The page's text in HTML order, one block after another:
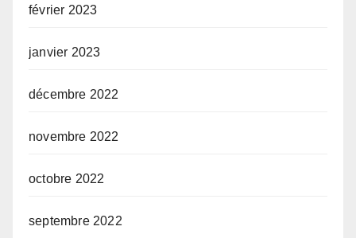
février 2023
janvier 2023
décembre 2022
novembre 2022
octobre 2022
septembre 2022